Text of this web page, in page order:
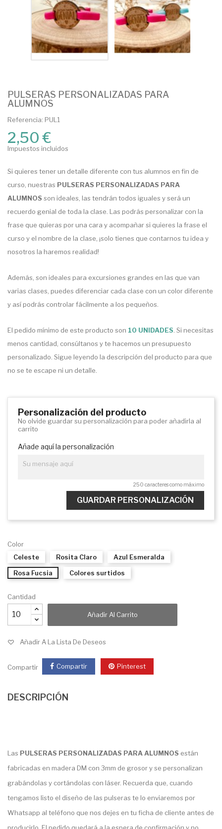
PULSERAS PERSONALIZADAS PARA
ALUMNOS
Referencia: PUL1
2,50 €
Impuestos incluidos
Si quieres tener un detalle diferente con tus alumnos en fin de
curso, nuestras PULSERAS PERSONALIZADAS PARA
ALUMNOS son ideales, las tendrán todos iguales y será un
recuerdo genial de toda la clase. Las podrás personalizar con la
frase que quieras por una cara y acompañar si quieres la frase el
curso y el nombre de la clase, ¡solo tienes que contarnos tu idea y
nosotros la haremos realidad!
Además, son ideales para excursiones grandes en las que van
varias clases, puedes diferenciar cada clase con un color diferente
y así podrás controlar fácilmente a los pequeños.
El pedido mínimo de este producto son 10 UNIDADES . Si necesitas
menos cantidad, consúltanos y te hacemos un presupuesto
personalizado. Sigue leyendo la descripción del producto para que
no se te escape ni un detalle.
Personalización del producto
No olvide guardar su personalización para poder añadirla al
carrito
Añade aquí la personalización
250 caracteres como máximo
GUARDAR PERSONALIZACIÓN
Color
Celeste
Rosita Claro
Azul Esmeralda
Rosa Fucsia
Colores surtidos
Cantidad
Añadir Al Carrito
Añadir A La Lista De Deseos
Compartir Compartir Pinterest
DESCRIPCIÓN
Las PULSERAS PERSONALIZADAS PARA ALUMNOS están
fabricadas en madera DM con 3mm de grosor y se personalizan
grabándolas y cortándolas con láser. Recuerda que, cuando
tengamos listo el diseño de las pulseras te lo enviaremos por
Whatsapp al teléfono que nos dejes en tu ficha de cliente antes de
producirlo. El pedido quedará a la espera de confirmación y no